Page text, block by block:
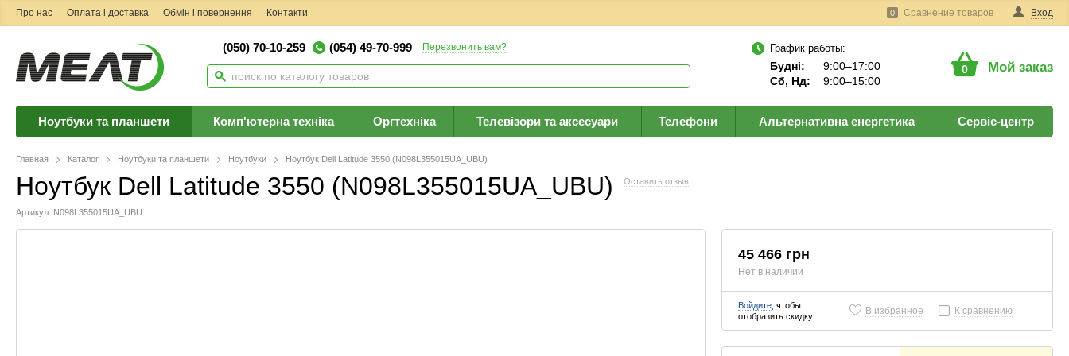
Про нас Оплата і доставка Обмін і повернення Контакти Вход
0 Сравнение товаров
(050) 70-10-259 (054) 49-70-999 Перезвонить вам? График работы:
Будні:
9:00–17:00
Сб, Нд:
9:00–15:00
0 Мой заказ
Ноутбуки та планшети Комп'ютерна техніка Оргтехніка Телевізори та аксесуари Телефони Альтернативна енергетика Сервіс-центр
Главная Каталог Ноутбуки та планшети Ноутбуки Ноутбук Dell Latitude 3550 (N098L355015UA_UBU)
Ноутбук Dell Latitude 3550 (N098L355015UA_UBU) Оставить отзыв
Артикул: N098L355015UA_UBU
45 466 грн
Нет в наличии
Войдите, чтобы
отобразить скидку
В избранное К сравнению